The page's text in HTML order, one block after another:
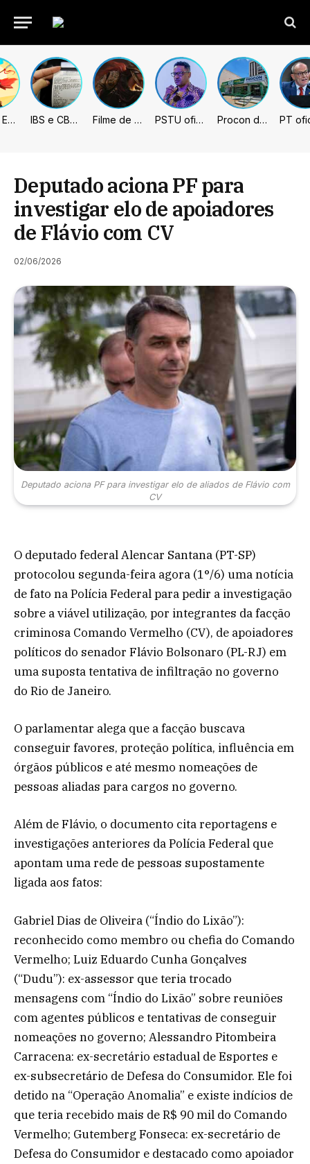
Fading Echo – Review IBS e CBS necessitarão constar nas notas fiscais com início desta 2ª. Entenda Filme de Elden Ring tem gravações concluídas, mas ainda fica longe do lançamento PSTU oficializa Hertz Dias como candidato à Presidência da República Procon de Sumaré promove mutirão de renegociação de dívidas com bancos, empresas e concessionárias
Deputado aciona PF para
investigar elo de apoiadores
de Flávio com CV
02/06/2026
Deputado aciona PF para investigar elo de aliados de Flávio com
CV
O deputado federal Alencar Santana (PT-SP)
protocolou segunda-feira agora (1°/6) uma notícia
de fato na Polícia Federal para pedir a investigação
sobre a viável utilização, por integrantes da facção
criminosa Comando Vermelho (CV), de apoiadores
políticos do senador Flávio Bolsonaro (PL-RJ) em
uma suposta tentativa de infiltração no governo
do Rio de Janeiro.
O parlamentar alega que a facção buscava
conseguir favores, proteção política, influência em
órgãos públicos e até mesmo nomeações de
pessoas aliadas para cargos no governo.
Além de Flávio, o documento cita reportagens e
investigações anteriores da Polícia Federal que
apontam uma rede de pessoas supostamente
ligada aos fatos:
Gabriel Dias de Oliveira (“Índio do Lixão”):
reconhecido como membro ou chefia do Comando
Vermelho; Luiz Eduardo Cunha Gonçalves
(“Dudu”): ex-assessor que teria trocado
mensagens com “Índio do Lixão” sobre reuniões
com agentes públicos e tentativas de conseguir
nomeações no governo; Alessandro Pitombeira
Carracena: ex-secretário estadual de Esportes e
ex-subsecretário de Defesa do Consumidor. Ele foi
detido na “Operação Anomalia” e existe indícios de
que teria recebido mais de R$ 90 mil do Comando
Vermelho; Gutemberg Fonseca: ex-secretário de
Defesa do Consumidor e destacado como apoiador